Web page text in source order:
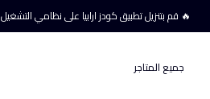
🔥 قم بتنزيل تطبيق كودز ارابيا على نظامي التشغيل iOS و Android 🔥
جميع المتاجر